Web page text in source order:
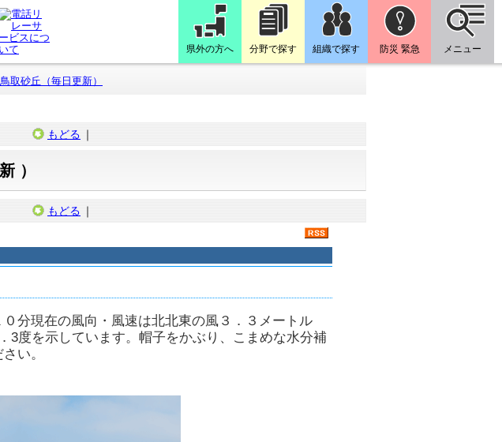
県外の方へ 分野で探す 組織で探す 防災 緊急 メニュー
取砂丘（毎日更新）
もどる ｜
）
もどる ｜
分現在の風向・風速は北北東の風３．３メートル
3度を示しています。帽子をかぶり、こまめな水分補
い。